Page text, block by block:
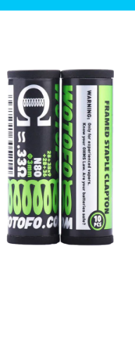
ET UTILISEZ LE CODE PROMO